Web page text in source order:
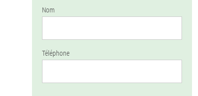
Nom
Téléphone